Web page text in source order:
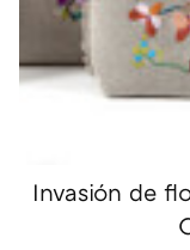
Invasión de